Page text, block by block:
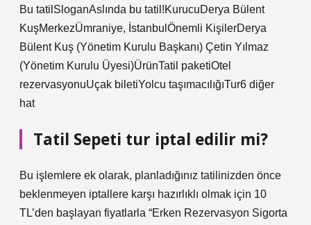
Bu tatilSloganAslında bu tatil!KurucuDerya Bülent
KuşMerkezÜmraniye, İstanbulÖnemli KişilerDerya
Bülent Kuş (Yönetim Kurulu Başkanı) Çetin Yılmaz
(Yönetim Kurulu Üyesi)ÜrünTatil paketiOtel
rezervasyonuUçak biletiYolcu taşımacılığıTur6 diğer
hat
Tatil Sepeti tur iptal edilir mi?
Bu işlemlere ek olarak, planladığınız tatilinizden önce
beklenmeyen iptallere karşı hazırlıklı olmak için 10
TL’den başlayan fiyatlarla “Erken Rezervasyon Sigorta